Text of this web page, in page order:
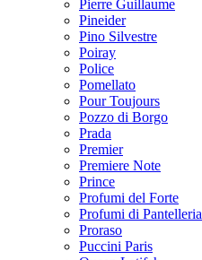
Pierre Guillaume
Pineider
Pino Silvestre
Poiray
Police
Pomellato
Pour Toujours
Pozzo di Borgo
Prada
Premier
Premiere Note
Prince
Profumi del Forte
Profumi di Pantelleria
Proraso
Puccini Paris